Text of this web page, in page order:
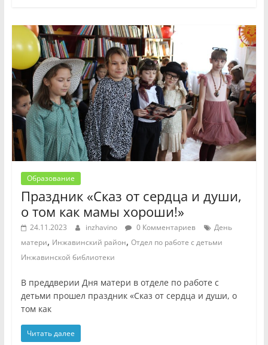
Образование
Праздник «Сказ от сердца и души,
о том как мамы хороши!»
24.11.2023 inzhavino 0 Комментариев
День
матери, Инжавинский район, Отдел по работе с детьми
Инжавинской библиотеки
В преддверии Дня матери в отделе по работе с
детьми прошел праздник «Сказ от сердца и души, о
том как
Читать далее